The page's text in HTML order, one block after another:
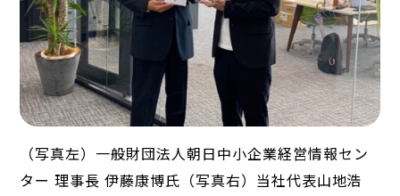
（写真左）一般財団法人朝日中小企業経営情報セン
ター 理事長 伊藤康博氏（写真右）当社代表山地浩